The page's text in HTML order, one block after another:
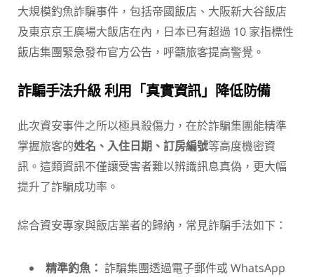
大規模釣魚詐騙事件，包括帝國飯店、大阪新大谷飯店
及東京京王廣場大飯店在內，日本已有超過 10 家指標性
飯店集團緊急發布官方公告，呼籲旅客提高警覺。
詐騙手法升級 利用「真實資訊」降低防備
此次資安事件之所以極具殺傷力，在於詐騙集團能精準
掌握旅客的姓名、入住日期、訂房編號等高度機密資
訊。這類資訊不僅讓受害者難以辨識訊息真偽，更大幅
提升了詐騙成功率。
綜合資安專家與飯店業者的歸納，常見詐騙手法如下：
精準釣魚： 詐騙集團透過電子郵件或 WhatsApp